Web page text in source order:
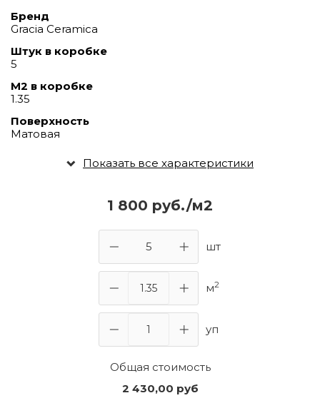
1 800 руб./м2
шт
м2
уп
Общая стоимость
2 430,00 руб
Бренд
Gracia Ceramica
Штук в коробке
5
М2 в коробке
1.35
Поверхность
Матовая
Показать все характеристики